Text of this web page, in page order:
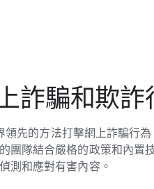
詐騙​和​欺詐
領先​的​方法​打擊網​上​詐​騙行
團隊​結合​嚴格​的​政策​和​內置​
測​和​應​對​有害​內容。